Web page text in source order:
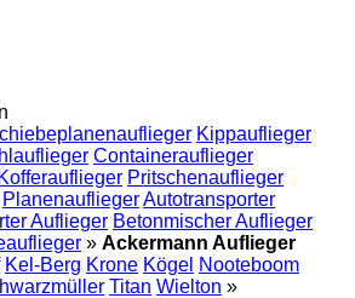
Kippauflieger
Containerauflieger
Kofferauflieger Pritschenauflieger
PlanenaufliegerAutotransporter
Auflieger Betonmischer Auflieger
» Ackermann Auflieger
Kel-Berg Krone Kögel Nooteboom
Titan Wielton »